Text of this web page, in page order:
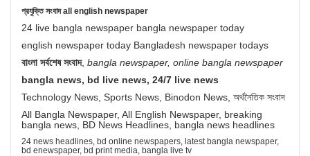
প্রযুক্তি সংবাদ all english newspaper
24 live bangla newspaper bangla newspaper today
english newspaper today Bangladesh newspaper todays
বাংলা সর্বশেষ সংবাদ, bangla newspaper, online bangla newspaper
bangla news, bd live news, 24/7 live news
Technology News, Sports News, Binodon News, অর্থনৈতিক সংবাদ
All Bangla Newspaper, All English Newspaper, breaking
bangla news, BD News Headlines, bangla news headlines
24 news headlines, bd online newspapers, latest bangla newspaper,
bd enewspaper, bd print media, bangla live tv